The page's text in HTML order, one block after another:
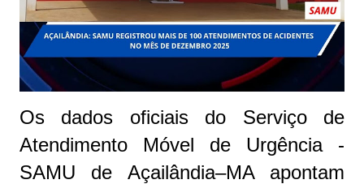
Os dados oficiais do Serviço de
Atendimento Móvel de Urgência -
SAMU de Açailândia–MA apontam